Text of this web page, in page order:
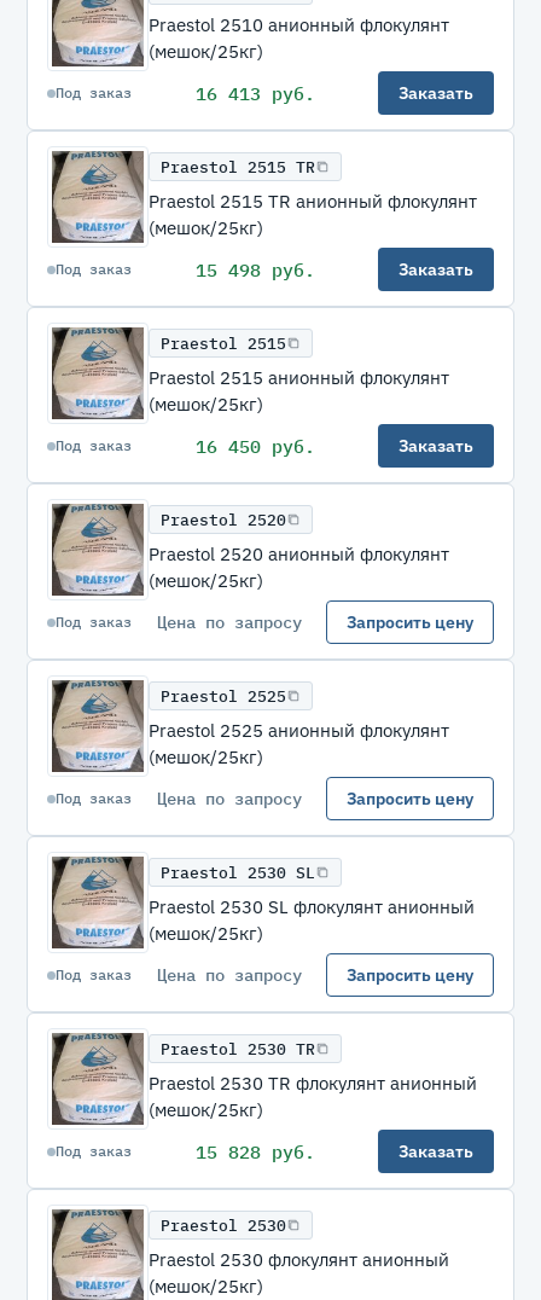
Praestol 2510 анионный флокулянт
(мешок/25кг)
Под заказ 16 413 руб. Заказать
Praestol 2515 TR
Praestol 2515 TR анионный флокулянт
(мешок/25кг)
Под заказ 15 498 руб. Заказать
Praestol 2515
Praestol 2515 анионный флокулянт
(мешок/25кг)
Под заказ 16 450 руб. Заказать
Praestol 2520
Praestol 2520 анионный флокулянт
(мешок/25кг)
Под заказ Цена по запросу Запросить цену
Praestol 2525
Praestol 2525 анионный флокулянт
(мешок/25кг)
Под заказ Цена по запросу Запросить цену
Praestol 2530 SL
Praestol 2530 SL флокулянт анионный
(мешок/25кг)
Под заказ Цена по запросу Запросить цену
Praestol 2530 TR
Praestol 2530 TR флокулянт анионный
(мешок/25кг)
Под заказ 15 828 руб. Заказать
Praestol 2530
Praestol 2530 флокулянт анионный
(мешок/25кг)